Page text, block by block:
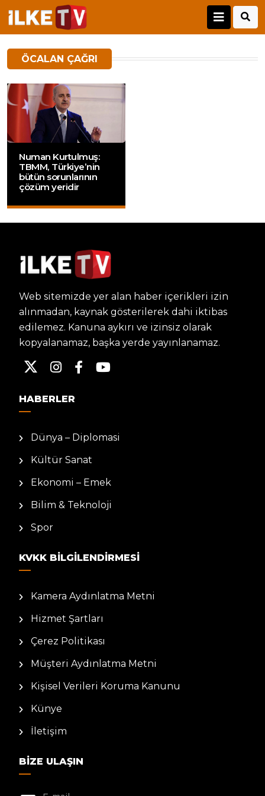
ÖCALAN ÇAĞRI
Numan Kurtulmuş:
TBMM, Türkiye’nin
bütün sorunlarının
çözüm yeridir
Web sitemizde yer alan haber içerikleri izin
alınmadan, kaynak gösterilerek dahi iktibas
edilemez. Kanuna aykırı ve izinsiz olarak
kopyalanamaz, başka yerde yayınlanamaz.
HABERLER
Dünya – Diplomasi
Kültür Sanat
Ekonomi – Emek
Bilim & Teknoloji
Spor
KVKK BILGILENDIRMESI
Kamera Aydınlatma Metni
Hizmet Şartları
Çerez Politikası
Müşteri Aydınlatma Metni
Kişisel Verileri Koruma Kanunu
Künye
İletişim
BIZE ULAŞIN